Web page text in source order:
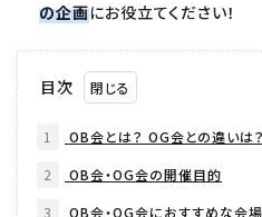
の企画にお役立てください！
目次
1
OB会とは？ OG会との違いは？
2
OB会・OG会の開催目的
3
OB会・OG会におすすめな会場